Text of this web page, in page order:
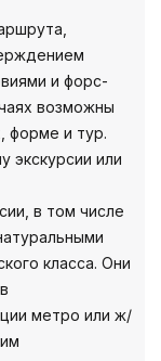
и форс-
возможны
форме и тур.
экскурсии или
в том числе
класса. Они
метро или ж/